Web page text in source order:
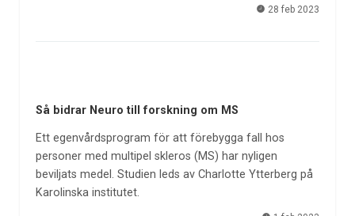
28 feb 2023
Så bidrar Neuro till forskning om MS
Ett egenvårdsprogram för att förebygga fall hos
personer med multipel skleros (MS) har nyligen
beviljats medel. Studien leds av Charlotte Ytterberg på
Karolinska institutet.